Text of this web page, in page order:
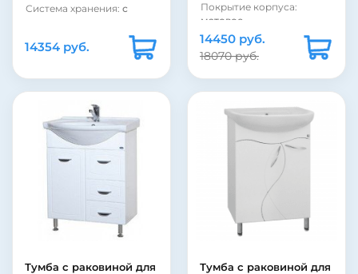
Система хранения: с
матовое
Santek Стелла 65
Коллекция: Софи
Россия
Бельевая корзина: нет
белый
Монтаж:
Материал раковины:
Материал корпуса:
Покрытие корпуса:
14354 руб.
Покрытие корпуса:
матовое
Покрытие корпуса:
пленка
Материал фасада:
Стиль: ретро
Цвет: темное дерево
Монтаж: напольный
Бельевая корзина:
нет
Страна: Россия
Империя
Угловая конструкция:
бронза
Система хранения:
дверками
Покрытие фасада:
14450 руб.
18070 руб.
Тумба с раковиной для
Тумба c раковиной для